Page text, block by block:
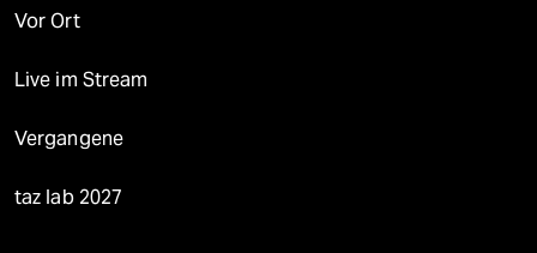
Vor Ort
Live im Stream
Vergangene
taz lab 2027